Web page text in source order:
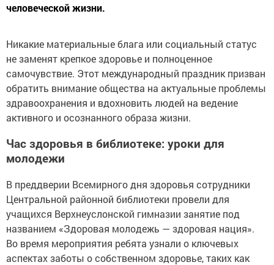
человеческой жизни.
Никакие материальные блага или социальный статус
не заменят крепкое здоровье и полноценное
самочувствие. Этот международный праздник призван
обратить внимание общества на актуальные проблемы
здравоохранения и вдохновить людей на ведение
активного и осознанного образа жизни.
Час здоровья в библиотеке: уроки для
молодежи
В преддверии Всемирного дня здоровья сотрудники
Центральной районной библиотеки провели для
учащихся Верхнеуслонской гимназии занятие под
названием «Здоровая молодежь — здоровая нация».
Во время мероприятия ребята узнали о ключевых
аспектах заботы о собственном здоровье, таких как